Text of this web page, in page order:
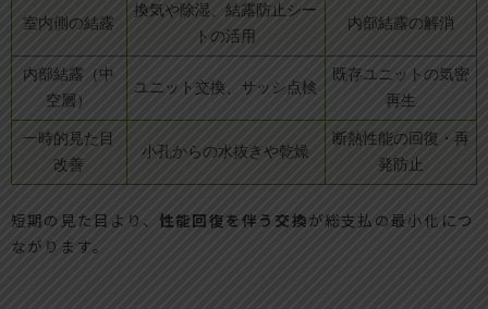
室内側の結露
換気や除湿、結露防止シー
トの活用
内部結露の解消
内部結露（中
空層）
ユニット交換、サッシ点検
既存ユニットの気密
再生
一時的見た目
改善
小孔からの水抜きや乾燥
断熱性能の回復・再
発防止
短期の見た目より、 性能回復を伴う交換が総支払の最小化につ
ながります。